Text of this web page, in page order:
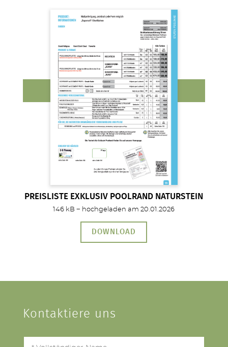
PREISLISTE EXKLUSIV POOLRAND NATURSTEIN
146 kB − hochgeladen am 20.01.2026
DOWNLOAD
Kontaktiere uns